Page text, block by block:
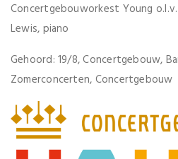
Concertgebouworkest Young o.l.v.
Lewis, piano
Gehoord: 19/8, Concertgebouw,
Zomerconcerten, Concertgebouw